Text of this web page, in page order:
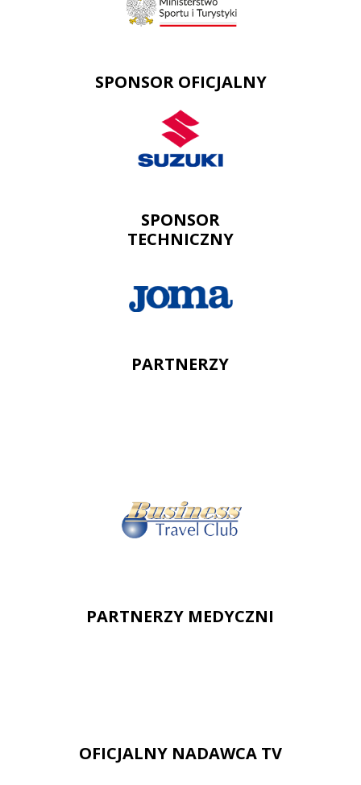
SPONSOR OFICJALNY
SPONSOR
TECHNICZNY
PARTNERZY
PARTNERZY MEDYCZNI
OFICJALNY NADAWCA TV